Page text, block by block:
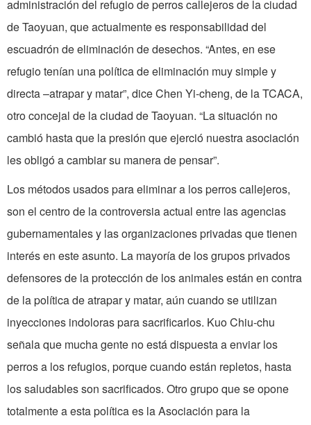
administración del refugio de perros callejeros de la ciudad
de Taoyuan, que actualmente es responsabilidad del
escuadrón de eliminación de desechos. “Antes, en ese
refugio tenían una política de eliminación muy simple y
directa –atrapar y matar”, dice Chen Yi-cheng, de la TCACA,
otro concejal de la ciudad de Taoyuan. “La situación no
cambió hasta que la presión que ejerció nuestra asociación
les obligó a cambiar su manera de pensar”.
Los métodos usados para eliminar a los perros callejeros,
son el centro de la controversia actual entre las agencias
gubernamentales y las organizaciones privadas que tienen
interés en este asunto. La mayoría de los grupos privados
defensores de la protección de los animales están en contra
de la política de atrapar y matar, aún cuando se utilizan
inyecciones indoloras para sacrificarlos. Kuo Chiu-chu
señala que mucha gente no está dispuesta a enviar los
perros a los refugios, porque cuando están repletos, hasta
los saludables son sacrificados. Otro grupo que se opone
totalmente a esta política es la Asociación para la